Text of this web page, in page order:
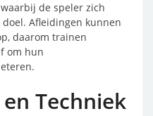
de speler zich
Afleidingen kunnen
daarom trainen
om hun
Techniek